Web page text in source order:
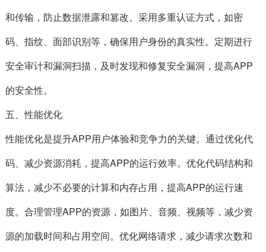
和传输，防止数据泄露和篡改。采用多重认证方式，如密
码、指纹、面部识别等，确保用户身份的真实性。定期进行
安全审计和漏洞扫描，及时发现和修复安全漏洞，提高APP
的安全性。
五、性能优化
性能优化是提升APP用户体验和竞争力的关键。通过优化代
码、减少资源消耗，提高APP的运行效率。优化代码结构和
算法，减少不必要的计算和内存占用，提高APP的运行速
度。合理管理APP的资源，如图片、音频、视频等，减少资
源的加载时间和占用空间。优化网络请求，减少请求次数和